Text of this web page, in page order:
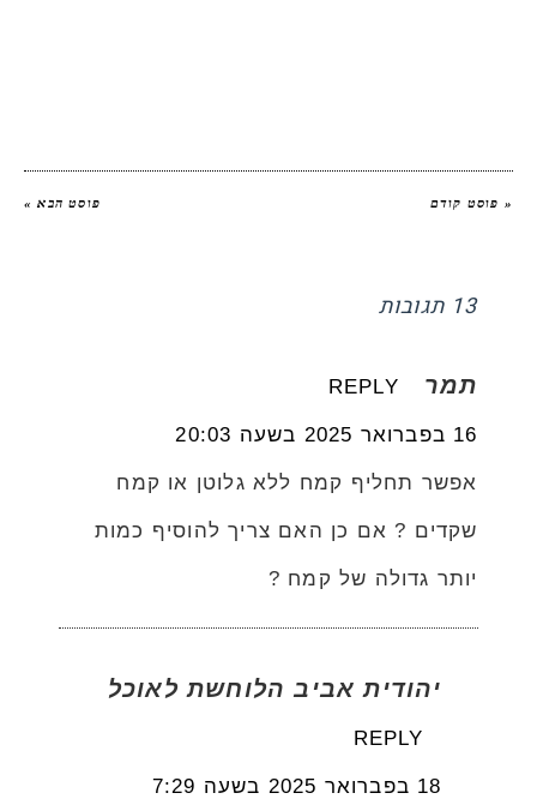
« פוסט קודם פוסט הבא »
13 תגובות
תמר REPLY
16 בפברואר 2025 בשעה 20:03
אפשר תחליף קמח ללא גלוטן או קמח
שקדים ? אם כן האם צריך להוסיף כמות
יותר גדולה של קמח ?
יהודית אביב הלוחשת לאוכל
REPLY
18 בפברואר 2025 בשעה 7:29